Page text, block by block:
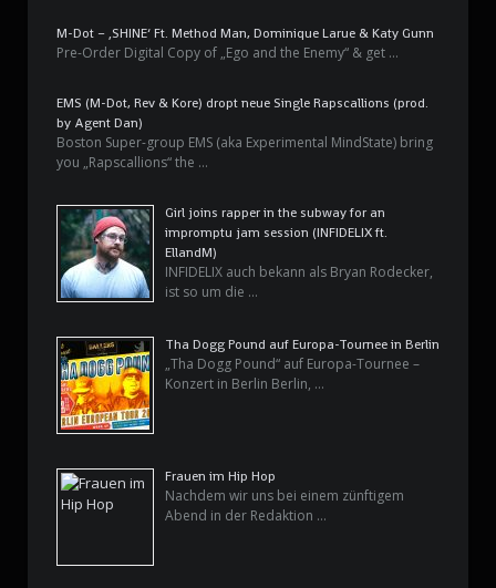
M-Dot – ‚SHINE‘ Ft. Method Man, Dominique Larue & Katy Gunn
Pre-Order Digital Copy of „Ego and the Enemy“ & get …
EMS (M-Dot, Rev & Kore) dropt neue Single Rapscallions (prod.
by Agent Dan)
Boston Super-group EMS (aka Experimental MindState) bring
you „Rapscallions“ the …
Girl joins rapper in the subway for an
impromptu jam session (INFIDELIX ft.
EllandM)
INFIDELIX auch bekann als Bryan Rodecker,
ist so um die …
Tha Dogg Pound auf Europa-Tournee in Berlin
„Tha Dogg Pound“ auf Europa-Tournee –
Konzert in Berlin Berlin, …
Frauen im Hip Hop
Nachdem wir uns bei einem zünftigem
Abend in der Redaktion …